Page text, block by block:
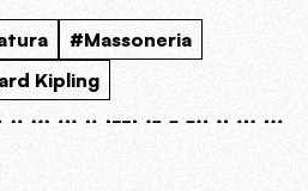
#Massoneria
Kipling